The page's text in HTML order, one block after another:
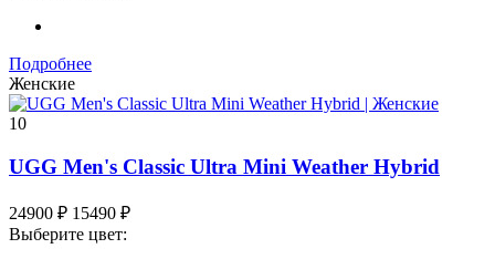
Подробнее
Женские
10
UGG Men's Classic Ultra Mini Weather Hybrid
24900 ₽ 15490 ₽
Выберите цвет: